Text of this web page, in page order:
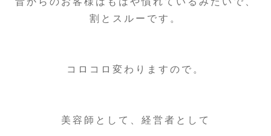
割とスルーです。
コロコロ変わりますので。
美容師として、経営者として